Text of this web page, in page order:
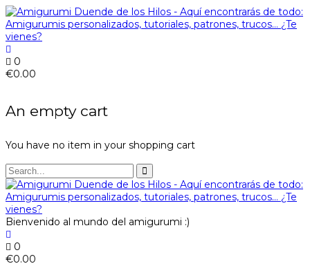
0
€0.00
An empty cart
You have no item in your shopping cart
Bienvenido al mundo del amigurumi :)
0
€0.00